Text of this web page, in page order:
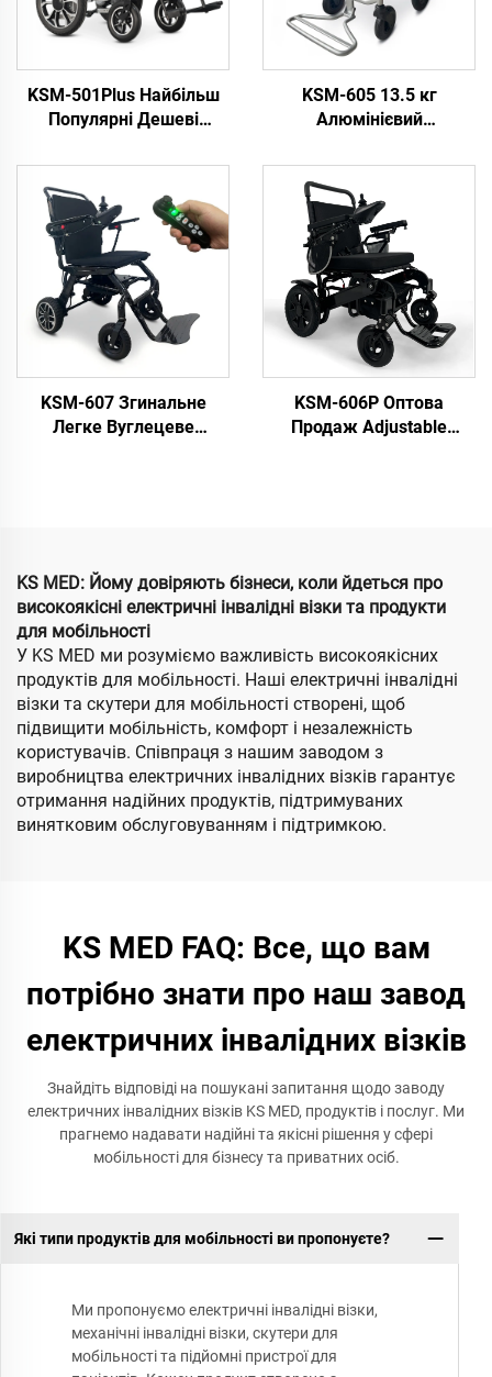
KSM-501Plus Найбільш
Популярні Дешеві
Колесниці Дешева
Згинальна Електрична
Колесниця З 500W
Чистими Моторами
KSM-605 13.5 кг
Алюмінієвий
Електричний Колесник
Для Подорожей
Переносний Згинальний
Електричний Колесник З
Літієвим Акумулятором
KSM-607 Згинальне
Легке Вуглецеве
KSM-606P Оптова
Продаж Adjustable
максимальним
навантаженням 250 кг
для літніх людей
KS MED: Йому довіряють бізнеси, коли йдеться про
високоякісні електричні інвалідні візки та продукти
для мобільності
У KS MED ми розуміємо важливість високоякісних
продуктів для мобільності. Наші електричні інвалідні
візки та скутери для мобільності створені, щоб
підвищити мобільність, комфорт і незалежність
користувачів. Співпраця з нашим заводом з
виробництва електричних інвалідних візків гарантує
отримання надійних продуктів, підтримуваних
винятковим обслуговуванням і підтримкою.
KS MED FAQ: Все, що вам
потрібно знати про наш завод
електричних інвалідних візків
Знайдіть відповіді на пошукані запитання щодо заводу
електричних інвалідних візків KS MED, продуктів і послуг. Ми
прагнемо надавати надійні та якісні рішення у сфері
мобільності для бізнесу та приватних осіб.
Які типи продуктів для мобільності ви пропонуєте?
Ми пропонуємо електричні інвалідні візки,
механічні інвалідні візки, скутери для
мобільності та підйомні пристрої для